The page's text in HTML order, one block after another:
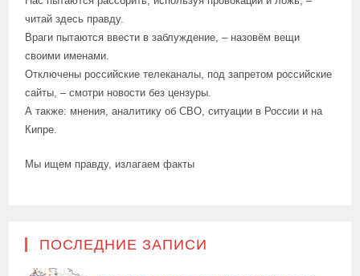
читай здесь правду.
Враги пытаются ввести в заблуждение, – назовём вещи
своими именами.
Отключены российские телеканалы, под запретом российские
сайты, – смотри новости без цензуры.
А также: мнения, аналитику об СВО, ситуации в России и на
Кипре.
Мы ищем правду, излагаем факты
ПОСЛЕДНИЕ ЗАПИСИ